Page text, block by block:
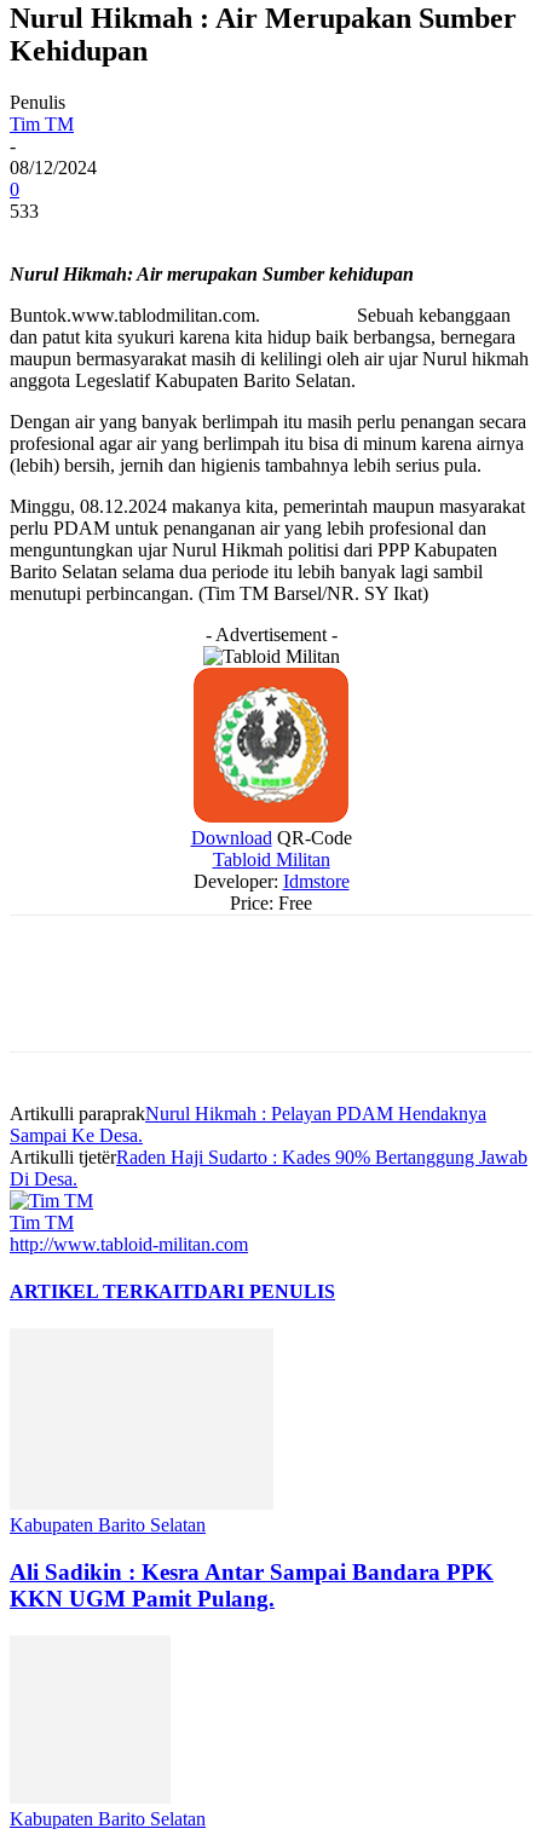
Nurul Hikmah : Air Merupakan Sumber
Kehidupan
Penulis
Tim TM
-
08/12/2024
0
533
Nurul Hikmah: Air merupakan Sumber kehidupan
Buntok.www.tablodmilitan.com. Sebuah kebanggaan
dan patut kita syukuri karena kita hidup baik berbangsa, bernegara
maupun bermasyarakat masih di kelilingi oleh air ujar Nurul hikmah
anggota Legeslatif Kabupaten Barito Selatan.
Dengan air yang banyak berlimpah itu masih perlu penangan secara
profesional agar air yang berlimpah itu bisa di minum karena airnya
(lebih) bersih, jernih dan higienis tambahnya lebih serius pula.
Minggu, 08.12.2024 makanya kita, pemerintah maupun masyarakat
perlu PDAM untuk penanganan air yang lebih profesional dan
menguntungkan ujar Nurul Hikmah politisi dari PPP Kabupaten
Barito Selatan selama dua periode itu lebih banyak lagi sambil
menutupi perbincangan. (Tim TM Barsel/NR. SY Ikat)
- Advertisement -
Download QR-Code
Tabloid Militan
Developer: Idmstore
Price: Free
Artikulli paraprakNurul Hikmah : Pelayan PDAM Hendaknya
Sampai Ke Desa.
Artikulli tjetërRaden Haji Sudarto : Kades 90% Bertanggung Jawab
Di Desa.
Tim TM
http://www.tabloid-militan.com
ARTIKEL TERKAITDARI PENULIS
Kabupaten Barito Selatan
Ali Sadikin : Kesra Antar Sampai Bandara PPK
KKN UGM Pamit Pulang.
Kabupaten Barito Selatan